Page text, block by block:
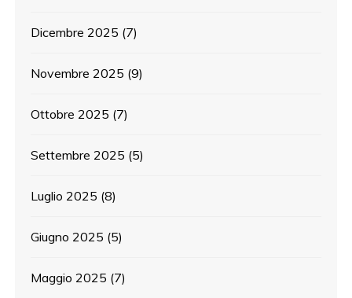
Dicembre 2025 (7)
Novembre 2025 (9)
Ottobre 2025 (7)
Settembre 2025 (5)
Luglio 2025 (8)
Giugno 2025 (5)
Maggio 2025 (7)